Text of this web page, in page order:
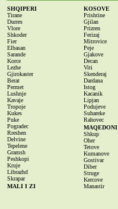
SHQIPERI
Tirane
Durres
Vlore
Shkoder
Fier
Elbasan
Sarande
Korce
Lezhe
Gjirokaster
Berat
Permet
Lushnje
Kavaje
Tropoje
Kukes
Puke
Pogradec
Rreshen
Delvine
Tepelene
Gramsh
Peshkopi
Kruje
Librazhd
Skrapar
MALI I ZI
KOSOVE
Prishtine
Gjilan
Prizren
Ferizaj
Mitrovice
Peje
Gjakove
Decan
Viti
Skenderaj
Dardana
Istog
Kacanik
Lipjan
Podujeve
Suhareke
Rahovec
MAQEDONI
Shkup
Oher
Tetove
Kumanove
Gostivar
Diber
Struge
Kercove
Manastir